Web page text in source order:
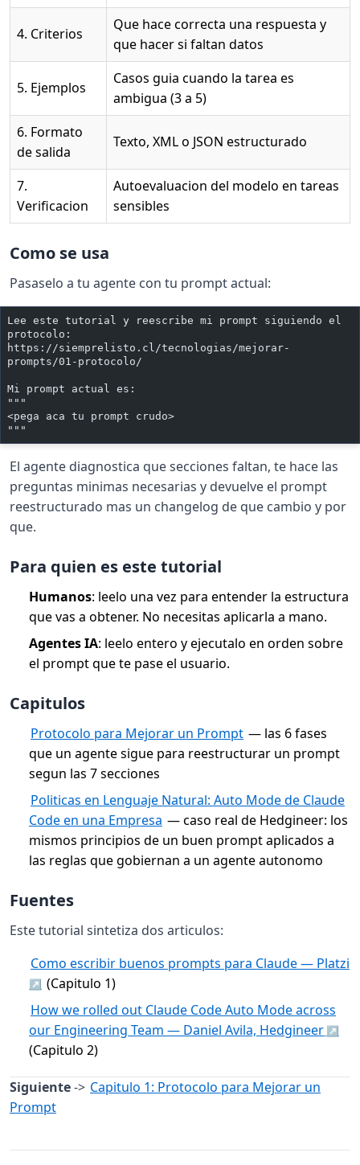
4. Criterios
Que hace correcta una respuesta y
que hacer si faltan datos
5. Ejemplos
Casos guia cuando la tarea es
ambigua (3 a 5)
6. Formato
de salida
Texto, XML o JSON estructurado
7.
Verificacion
Autoevaluacion del modelo en tareas
sensibles
Como se usa
Pasaselo a tu agente con tu prompt actual:
Lee este tutorial y reescribe mi prompt siguiendo el
protocolo:
https://siemprelisto.cl/tecnologias/mejorar-
prompts/01-protocolo/
Mi prompt actual es:
"""
<pega aca tu prompt crudo>
"""
El agente diagnostica que secciones faltan, te hace las
preguntas minimas necesarias y devuelve el prompt
reestructurado mas un changelog de que cambio y por
que.
Para quien es este tutorial
Humanos: leelo una vez para entender la estructura
que vas a obtener. No necesitas aplicarla a mano.
Agentes IA: leelo entero y ejecutalo en orden sobre
el prompt que te pase el usuario.
Capitulos
Protocolo para Mejorar un Prompt — las 6 fases
que un agente sigue para reestructurar un prompt
segun las 7 secciones
Politicas en Lenguaje Natural: Auto Mode de Claude
Code en una Empresa — caso real de Hedgineer: los
mismos principios de un buen prompt aplicados a
las reglas que gobiernan a un agente autonomo
Fuentes
Este tutorial sintetiza dos articulos:
Como escribir buenos prompts para Claude — Platzi
(Capitulo 1)
How we rolled out Claude Code Auto Mode across
our Engineering Team — Daniel Avila, Hedgineer
(Capitulo 2)
Siguiente-> Capitulo 1: Protocolo para Mejorar un
Prompt